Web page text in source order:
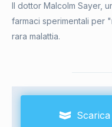
Il dottor Malcolm Sayer,
farmaci sperimentali per
rara malattia.